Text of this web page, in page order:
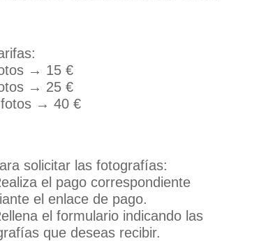
→ 15 €
→ 25 €
fotos → 40 €
solicitar las fotografías:
el pago correspondiente
el enlace de pago.
el formulario indicando las
que deseas recibir.